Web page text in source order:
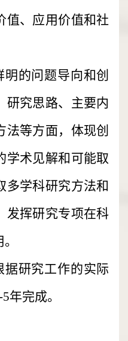
值、应用价值和社
的问题导向和创
研究思路、主要内
法等方面，体现创
学术见解和可能取
多学科研究方法和
发挥研究专项在科
据研究工作的实际
年完成。